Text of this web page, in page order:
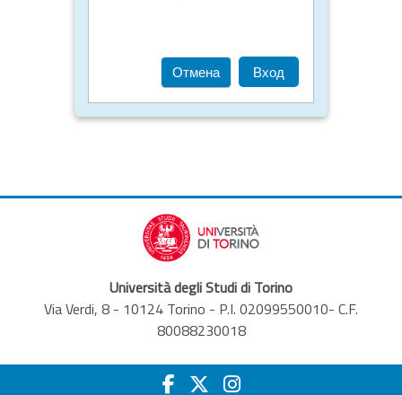
Отмена Вход
Università degli Studi di Torino
Via Verdi, 8 - 10124 Torino - P.I. 02099550010- C.F.
80088230018